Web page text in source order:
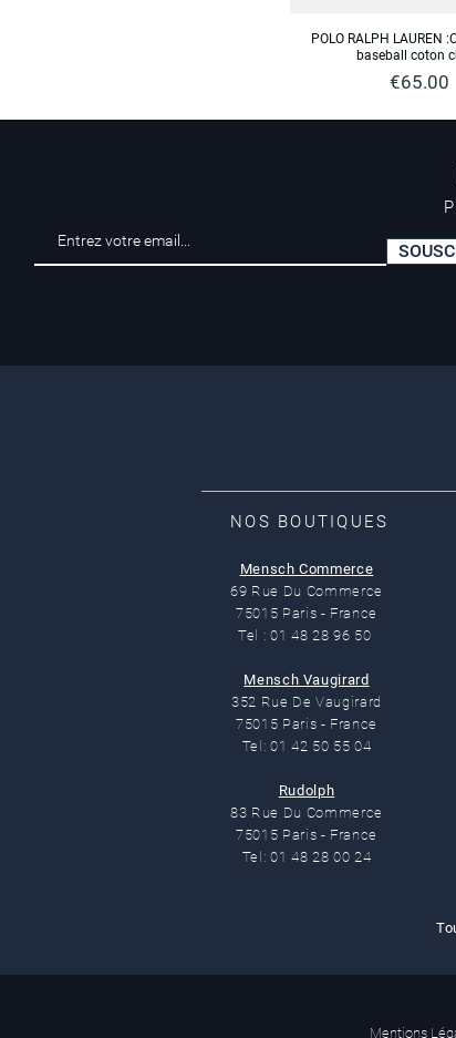
POLO RALPH LAUREN
baseball coton
Price
€65.00
NOS BOUTIQUES
Mensch Commerce
69 Rue Du Commerce
75015 Paris - France
Tel : 01 48 28 96 50
Mensch Vaugirard
352 Rue De Vaugirard
75015 Paris - France
Tel: 01 42 50 55 04
Rudolph
83 Rue Du Commerce
75015 Paris - France
Tel: 01 48 28 00 24
Mentions